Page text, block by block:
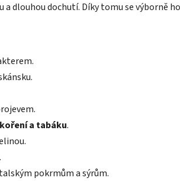
dlouhou dochutí. Díky tomu se výborně
a tabáku.
pokrmům a sýrům.